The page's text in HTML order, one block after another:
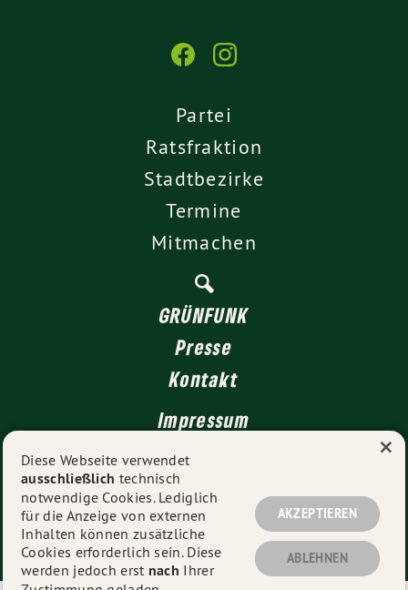
Partei
Ratsfraktion
Stadtbezirke
Termine
Mitmachen
GRÜNFUNK
Presse
Kontakt
Impressum
Datenschutz
© 2026GRÜNE Düsseldorf - Alle Rechte vorbehalten.
Diese Webseite verwendet
ausschließlich technisch
notwendige Cookies. Lediglich
für die Anzeige von externen
Inhalten können zusätzliche
Cookies erforderlich sein. Diese
werden jedoch erst nach Ihrer
AKZEPTIEREN
ABLEHNEN
×